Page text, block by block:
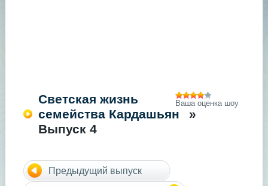
Светская жизнь
семейства Кардашьян
»
Выпуск 4
Ваша оценка шоу
Предыдущий выпуск